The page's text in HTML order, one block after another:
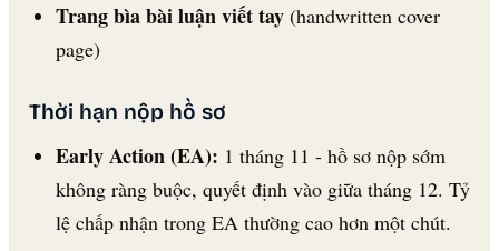
Trang bìa bài luận viết tay(handwritten cover
page)
Thời hạn nộp hồ sơ
Early Action (EA): 1 tháng 11 - hồ sơ nộp sớm
không ràng buộc, quyết định vào giữa tháng 12. Tỷ
lệ chấp nhận trong EA thường cao hơn một chút.